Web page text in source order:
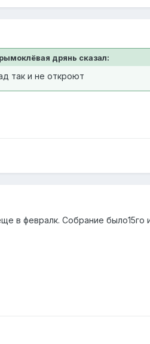
дрянь сказал:
так и не откроют
в февралк. Собрание